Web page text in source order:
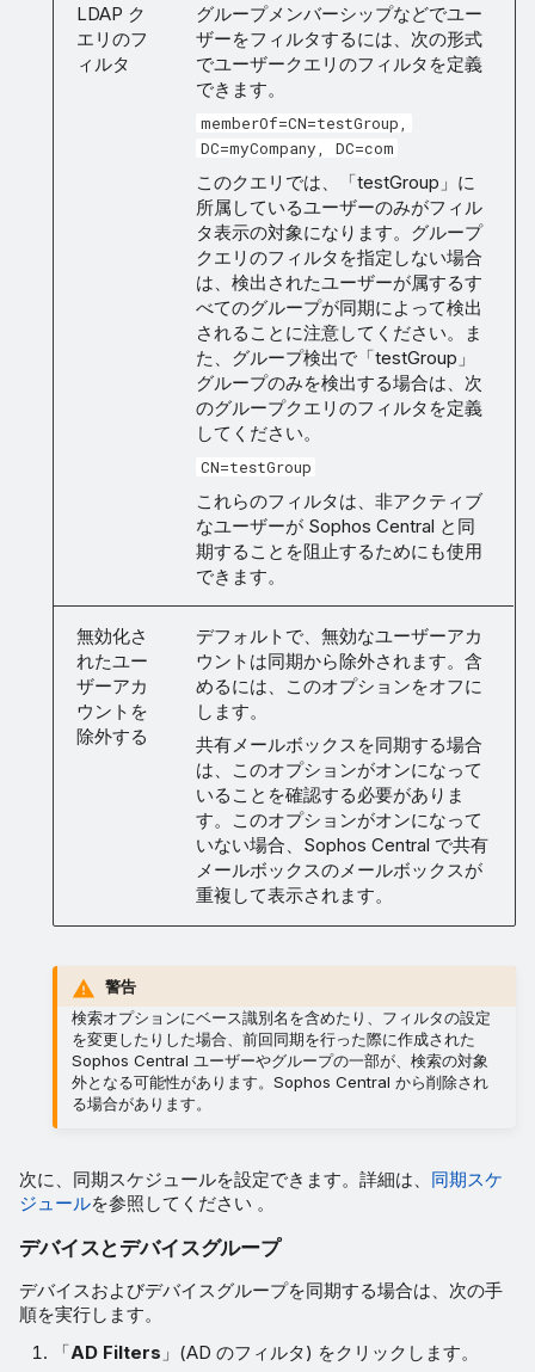
LDAP ク
エリのフ
ィルタ
グループメンバーシップなどでユー
ザーをフィルタするには、次の形式
でユーザークエリのフィルタを定義
できます。
memberOf=CN=testGroup,
DC=myCompany, DC=com
このクエリでは、「testGroup」に
所属しているユーザーのみがフィル
タ表示の対象になります。グループ
クエリのフィルタを指定しない場合
は、検出されたユーザーが属するす
べてのグループが同期によって検出
されることに注意してください。ま
た、グループ検出で「testGroup」
グループのみを検出する場合は、次
のグループクエリのフィルタを定義
してください。
CN=testGroup
これらのフィルタは、非アクティブ
なユーザーが Sophos Central と同
期することを阻止するためにも使用
できます。
無効化さ
れたユー
ザーアカ
ウントを
除外する
デフォルトで、無効なユーザーアカ
ウントは同期から除外されます。含
めるには、このオプションをオフに
します。
共有メールボックスを同期する場合
は、このオプションがオンになって
いることを確認する必要がありま
す。このオプションがオンになって
いない場合、Sophos Central で共有
メールボックスのメールボックスが
重複して表示されます。
警告
検索オプションにベース識別名を含めたり、フィルタの設定
を変更したりした場合、前回同期を行った際に作成された
Sophos Central ユーザーやグループの一部が、検索の対象
外となる可能性があります。Sophos Central から削除され
る場合があります。
次に、同期スケジュールを設定できます。詳細は、 同期スケ
ジュールを参照してください 。
デバイスとデバイスグループ
デバイスおよびデバイスグループを同期する場合は、次の手
順を実行します。
「AD Filters 」(AD のフィルタ) をクリックします。